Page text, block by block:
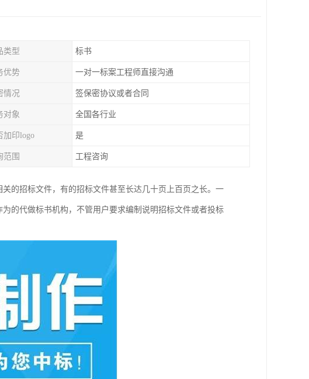
类型 标书
优势 一对一标案工程师直接沟通
情况 签保密协议或者合同
对象 全国各行业
加印logo 是
范围 工程咨询
的招标文件，有的招标文件甚至长达几十页上百页之长。一
的代做标书机构，不管用户要求编制说明招标文件或者投标